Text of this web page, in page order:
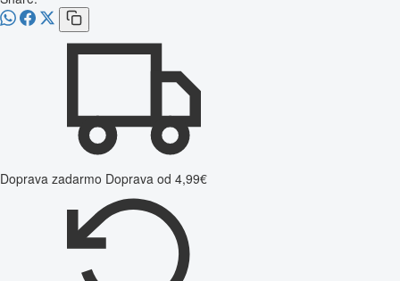
Doprava zadarmo Doprava od 4,99€